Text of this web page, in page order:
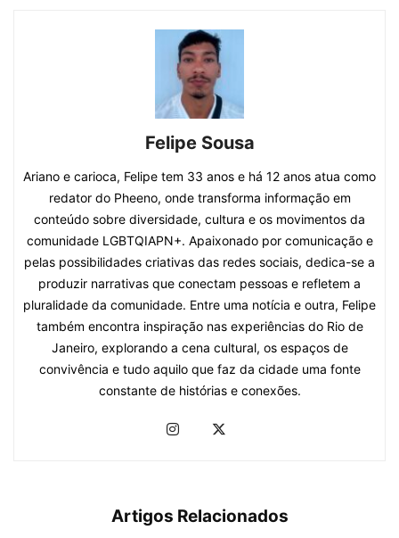
Felipe Sousa
Ariano e carioca, Felipe tem 33 anos e há 12 anos atua como
redator do Pheeno, onde transforma informação em
conteúdo sobre diversidade, cultura e os movimentos da
comunidade LGBTQIAPN+. Apaixonado por comunicação e
pelas possibilidades criativas das redes sociais, dedica-se a
produzir narrativas que conectam pessoas e refletem a
pluralidade da comunidade. Entre uma notícia e outra, Felipe
também encontra inspiração nas experiências do Rio de
Janeiro, explorando a cena cultural, os espaços de
convivência e tudo aquilo que faz da cidade uma fonte
constante de histórias e conexões.
Artigos Relacionados